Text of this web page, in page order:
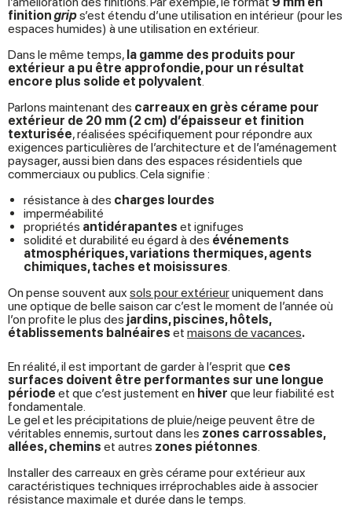
finition grips’est étendu d’une utilisation en intérieur (pour les
espaces humides) à une utilisation en extérieur.
Dans le même temps, la gamme des produits pour
extérieur a pu être approfondie, pour un résultat
encore plus solide et polyvalent.
Parlons maintenant des carreaux en grès cérame pour
extérieur de 20 mm (2 cm) d’épaisseur et finition
texturisée, réalisées spécifiquement pour répondre aux
exigences particulières de l’architecture et de l’aménagement
paysager, aussi bien dans des espaces résidentiels que
commerciaux ou publics. Cela signifie :
résistance à des charges lourdes
imperméabilité
propriétés antidérapantes et ignifuges
solidité et durabilité eu égard à des événements
atmosphériques, variations thermiques, agents
chimiques, taches et moisissures.
On pense souvent aux sols pour extérieuruniquement dans
une optique de belle saison car c’est le moment de l’année où
l’on profite le plus des jardins, piscines, hôtels,
établissements balnéaires et maisons de vacances.
En réalité, il est important de garder à l’esprit que ces
surfaces doivent être performantes sur une longue
période et que c’est justement en hiver que leur fiabilité est
fondamentale.
Le gel et les précipitations de pluie/neige peuvent être de
véritables ennemis, surtout dans les zones carrossables,
allées, chemins et autres zones piétonnes.
Installer des carreaux en grès cérame pour extérieur aux
caractéristiques techniques irréprochables aide à associer
résistance maximale et durée dans le temps.